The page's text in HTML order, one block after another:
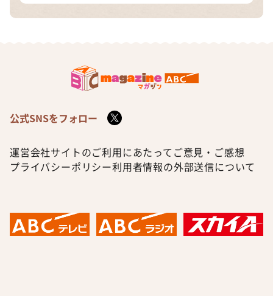
公式SNSをフォロー
運営会社サイトのご利用にあたって ご意見・ご感想
プライバシーポリシー利用者情報の外部送信について